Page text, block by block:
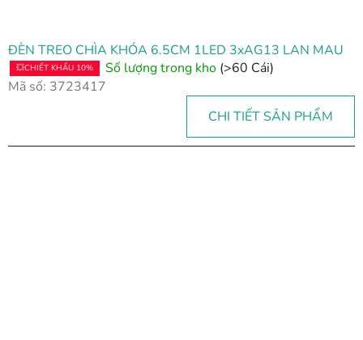
ĐÈN TREO CHÌA KHÓA 6.5CM 1LED 3xAG13 LAN MAU
💥CHIẾT KHẤU 10% Số lượng trong kho (>60 Cái)
Mã số: 3723417
CHI TIẾT SẢN PHẨM